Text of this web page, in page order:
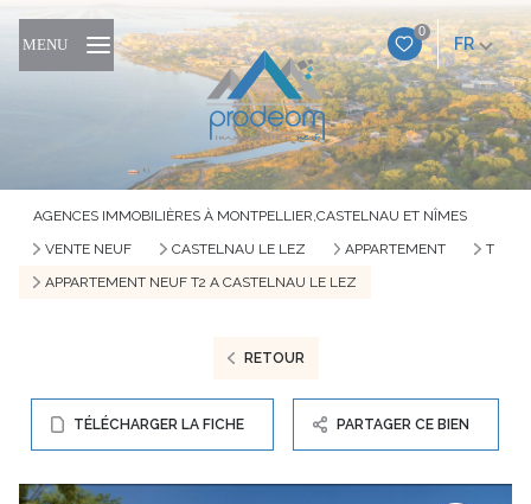
0
FR
MENU
AGENCES IMMOBILIÈRES À MONTPELLIER,CASTELNAU ET NÎMES
VENTE NEUF
CASTELNAU LE LEZ APPARTEMENT
T
APPARTEMENT NEUF T2 A CASTELNAU LE LEZ
RETOUR
TÉLÉCHARGER LA FICHE PARTAGER CE BIEN